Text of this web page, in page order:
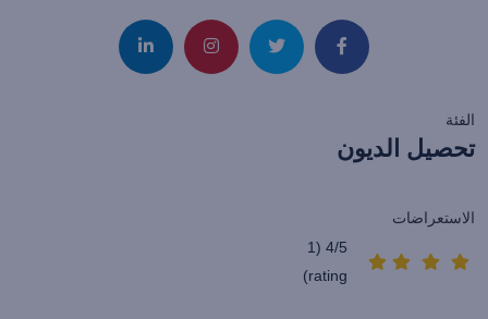
الفئة
تحصيل الديون
الاستعراضات
4/5 (1
rating)